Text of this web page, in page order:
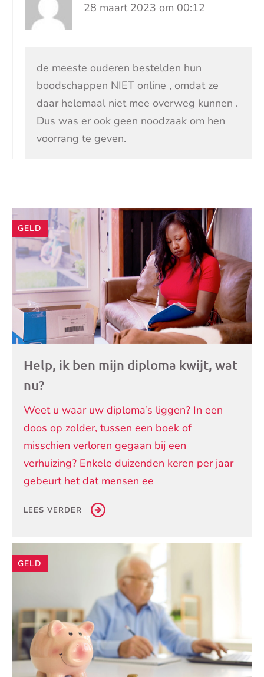
28 maart 2023 om 00:12
de meeste ouderen bestelden hun
boodschappen NIET online , omdat ze
daar helemaal niet mee overweg kunnen .
Dus was er ook geen noodzaak om hen
voorrang te geven.
Andere
artikelen
GELD
Help, ik ben mijn diploma kwijt, wat
nu?
Weet u waar uw diploma’s liggen? In een
doos op zolder, tussen een boek of
misschien verloren gegaan bij een
verhuizing? Enkele duizenden keren per jaar
gebeurt het dat mensen ee
LEES VERDER
GELD